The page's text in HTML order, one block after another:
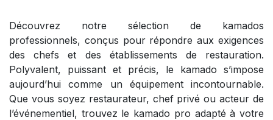
Découvrez notre sélection de kamados
professionnels, conçus pour répondre aux exigences
des chefs et des établissements de restauration.
Polyvalent, puissant et précis, le kamado s’impose
aujourd’hui comme un équipement incontournable.
Que vous soyez restaurateur, chef privé ou acteur de
l’événementiel, trouvez le kamado pro adapté à votre